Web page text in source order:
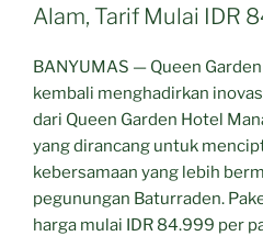
Alam, Tarif Mulai IDR
BANYUMAS — Queen
kembali menghadirkan
dari Queen Garden Hotel
yang dirancang untuk
kebersamaan yang lebih
pegunungan Baturraden.
harga mulai IDR 84.999 per